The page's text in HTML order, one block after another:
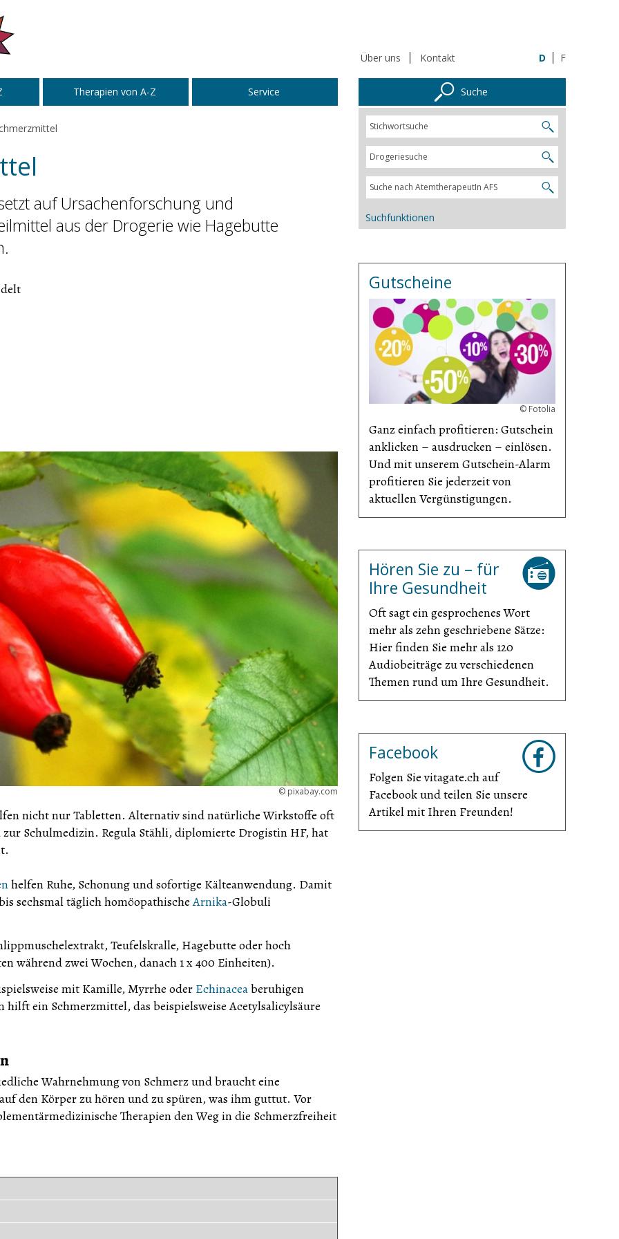
Über uns Kontakt D F
Therapien von A-Z Service
auf Ursachenforschung und
aus der Drogerie wie Hagebutte
© pixabay.com
nicht nur Tabletten. Alternativ sind natürliche Wirkstoffe oft
Schulmedizin. Regula Stähli, diplomierte Drogistin HF, hat
helfen Ruhe, Schonung und sofortige Kälteanwendung. Damit
sechsmal täglich homöopathischeArnika-Globuli
Teufelskralle, Hagebutte oder hoch
während zwei Wochen, danach 1 x 400 Einheiten).
mit Kamille, Myrrhe oder Echinaceaberuhigen
ein Schmerzmittel, das beispielsweise Acetylsalicylsäure
Wahrnehmung von Schmerz und braucht eine
den Körper zu hören und zu spüren, was ihm guttut. Vor
Therapien den Weg in die Schmerzfreiheit
Ähnliches wir durch Ähnliches geheilt. Das
Suche
Suchfunktionen
Gutscheine
© Fotolia
Ganz einfach profitieren: Gutschein
anklicken – ausdrucken – einlösen.
Und mit unserem Gutschein-Alarm
profitieren Sie jederzeit von
aktuellen Vergünsti­gungen.
Hören Sie zu – für
Ihre Gesundheit
Oft sagt ein gesprochenes Wort
mehr als zehn geschriebene Sätze:
Hier finden Sie mehr als 120
Audiobeiträge zu verschiedenen
Themen rund um Ihre Gesundheit.
Facebook
Folgen Sie vitagate.ch auf
Facebook und teilen Sie unsere
Artikel mit Ihren Freunden!